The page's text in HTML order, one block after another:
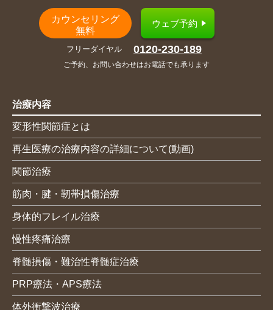
カウンセリング
無料
ウェブ予約
フリーダイヤル 0120-230-189
ご予約、お問い合わせはお電話でも承ります
治療内容
変形性関節症とは
再生医療の治療内容の詳細について(動画)
関節治療
筋肉・腱・靭帯損傷治療
身体的フレイル治療
慢性疼痛治療
脊髄損傷・難治性脊髄症治療
PRP療法・APS療法
体外衝撃波治療